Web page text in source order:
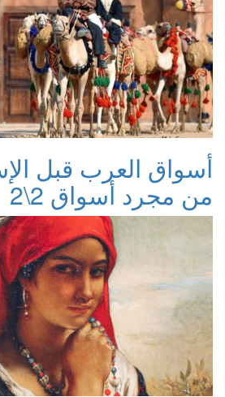
أسواق العرب قبل
من مجرد أسواق 2\2